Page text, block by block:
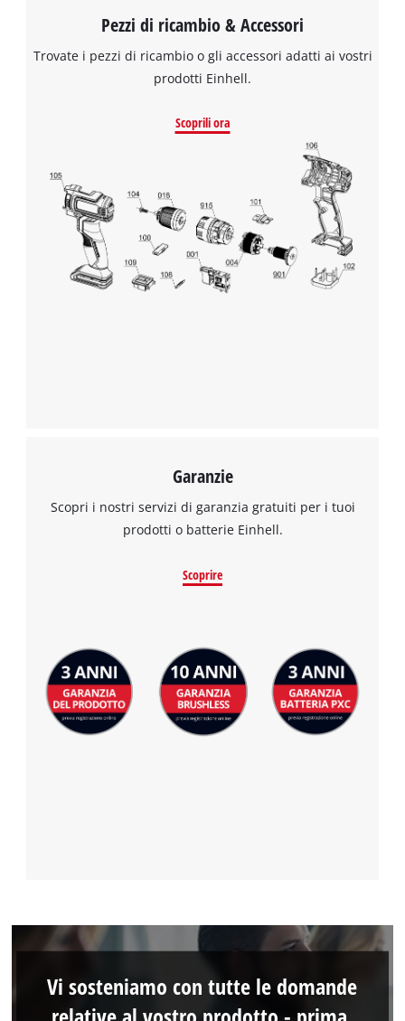
Pezzi di ricambio & Accessori
Trovate i pezzi di ricambio o gli accessori adatti ai vostri
prodotti Einhell.
Scoprili ora
Garanzie
Scopri i nostri servizi di garanzia gratuiti per i tuoi
prodotti o batterie Einhell.
Scoprire
Vi sosteniamo con tutte le domande